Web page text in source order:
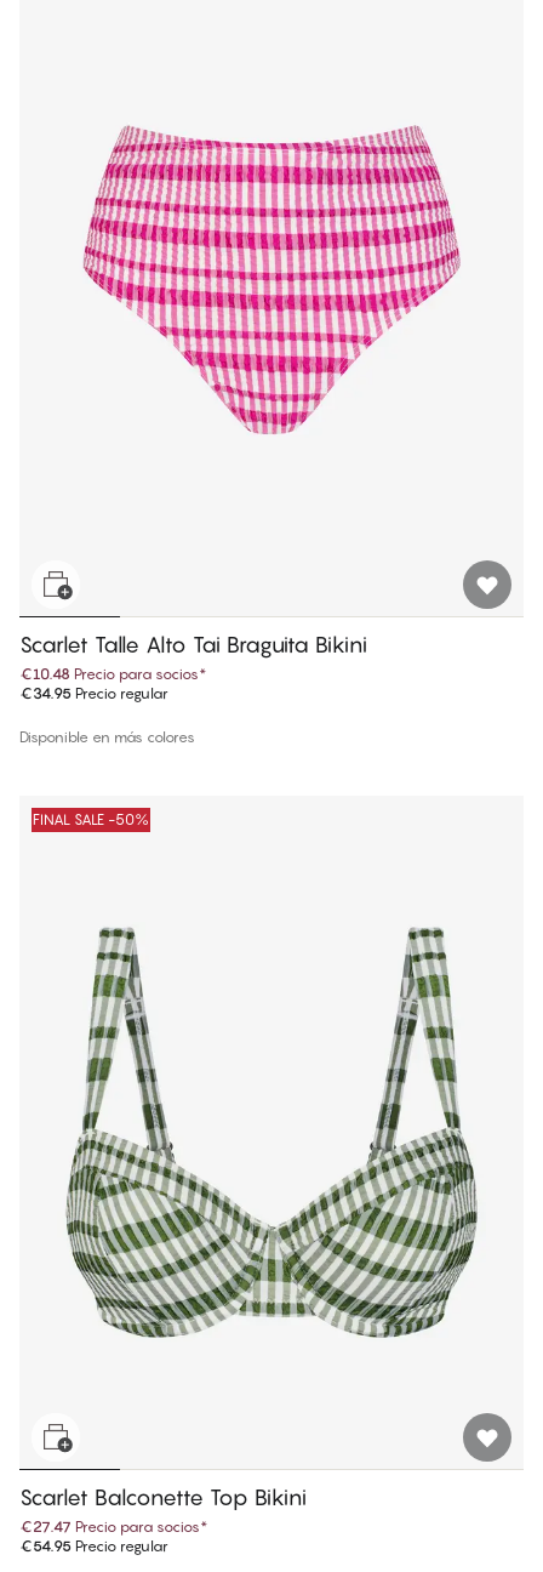
Scarlet Talle Alto Tai Braguita Bikini
€10.48 Precio para socios*
€34.95 Precio regular
Disponible en más colores
FINAL SALE -50%
Scarlet Balconette Top Bikini
€27.47 Precio para socios*
€54.95 Precio regular